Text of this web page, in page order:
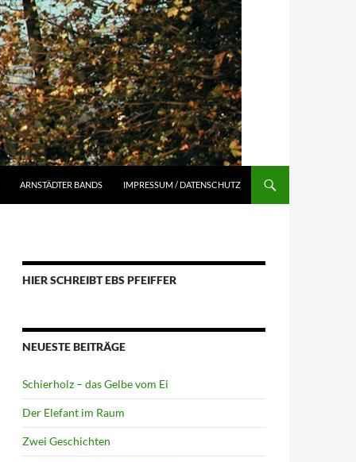
ARNSTÄDTER BANDS IMPRESSUM / DATENSCHUTZ
HIER SCHREIBT EBS PFEIFFER
NEUESTE BEITRÄGE
Schierholz – das Gelbe vom Ei
Der Elefant im Raum
Zwei Geschichten